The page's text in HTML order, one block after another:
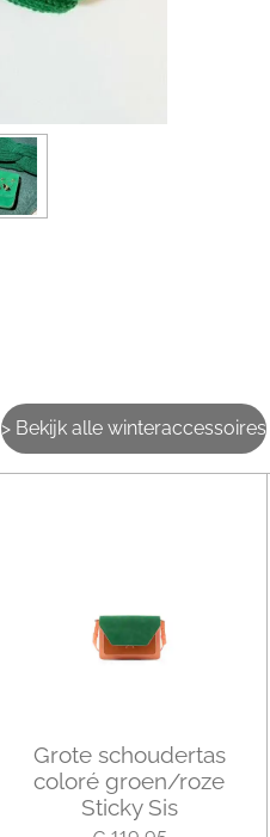
> Bekijk alle winteraccessoires
Grote schoudertas
coloré groen/roze
Sticky Sis